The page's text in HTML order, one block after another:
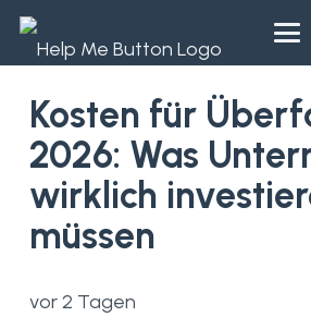
Kosten für
2026: Was
wirklich
müssen
vor 2 Tagen